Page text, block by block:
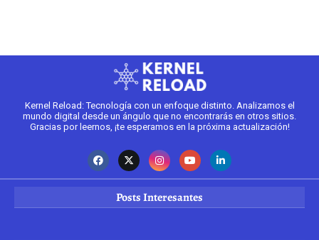
Kernel Reload: Tecnología con un enfoque distinto. Analizamos el
mundo digital desde un ángulo que no encontrarás en otros sitios.
Gracias por leernos, ¡te esperamos en la próxima actualización!
Posts Interesantes